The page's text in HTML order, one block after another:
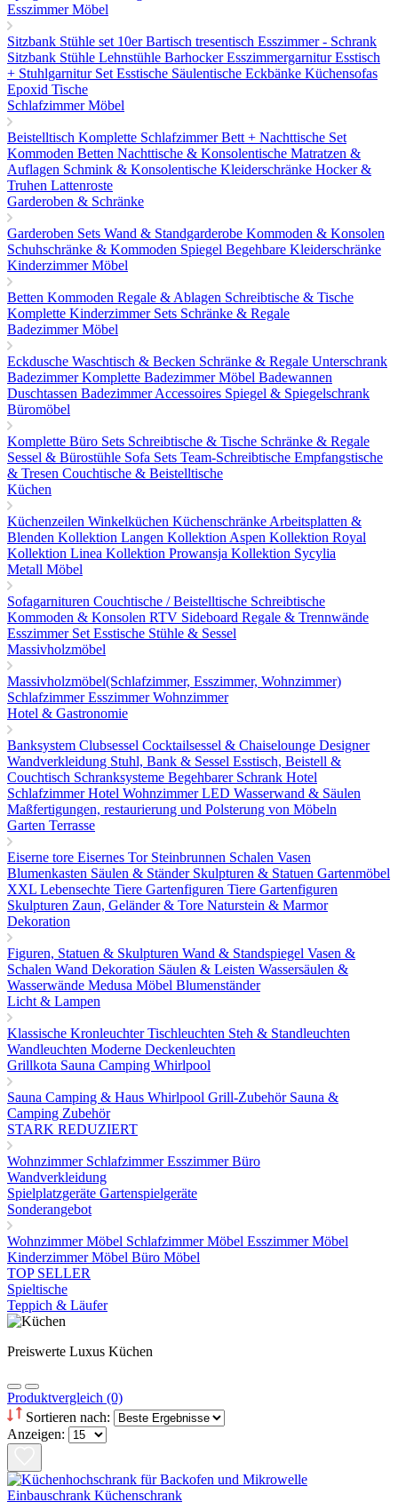
Esszimmer Möbel
Sitzbank Stühle set 10erBartisch tresentisch Esszimmer - Schrank
Sitzbank Stühle Lehnstühle BarhockerEsszimmergarniturEsstisch
+ Stuhlgarnitur Set Esstische Säulentische Eckbänke Küchensofas
Epoxid Tische
Schlafzimmer Möbel
Beistelltisch Komplette SchlafzimmerBett + Nachttische Set
Kommoden Betten Nachttische & Konsolentische Matratzen &
Auflagen Schmink & Konsolentische Kleiderschränke Hocker &
Truhen Lattenroste
Garderoben & Schränke
Garderoben Sets Wand & Standgarderobe Kommoden & Konsolen
Schuhschränke & Kommoden Spiegel Begehbare Kleiderschränke
Kinderzimmer Möbel
Betten Kommoden Regale & Ablagen Schreibtische & Tische
Komplette Kinderzimmer Sets Schränke & Regale
Badezimmer Möbel
Eckdusche Waschtisch & Becken Schränke & Regale Unterschrank
BadezimmerKomplette Badezimmer Möbel Badewannen
Duschtassen Badezimmer Accessoires Spiegel & Spiegelschrank
Büromöbel
Komplette Büro Sets Schreibtische & Tische Schränke & Regale
Sessel & Bürostühle Sofa Sets Team-Schreibtische Empfangstische
& Tresen Couchtische & Beistelltische
Küchen
Küchenzeilen Winkelküchen Küchenschränke Arbeitsplatten &
Blenden Kollektion Langen Kollektion Aspen Kollektion Royal
Kollektion Linea Kollektion Prowansja Kollektion Sycylia
Metall Möbel
Sofagarnituren Couchtische / Beistelltische Schreibtische
Kommoden & Konsolen RTV Sideboard Regale & Trennwände
Esszimmer Set Esstische Stühle & Sessel
Massivholzmöbel
Massivholzmöbel(Schlafzimmer, Esszimmer, Wohnzimmer)
SchlafzimmerEsszimmerWohnzimmer
Hotel & Gastronomie
Banksystem Clubsessel Cocktailsessel & Chaiselounge Designer
Wandverkleidung Stuhl, Bank & Sessel Esstisch, Beistell &
Couchtisch Schranksysteme Begehbarer Schrank Hotel
SchlafzimmerHotel WohnzimmerLED Wasserwand & Säulen
Maßfertigungen, restaurierung und Polsterung von Möbeln
Garten Terrasse
Eiserne tore Eisernes Tor Steinbrunnen Schalen Vasen
Blumenkasten Säulen & Ständer Skulpturen & Statuen Gartenmöbel
XXL Lebensechte Tiere Gartenfiguren Tiere Gartenfiguren
Skulpturen Zaun, Geländer & Tore Naturstein & Marmor
Dekoration
Figuren, Statuen & Skulpturen Wand & Standspiegel Vasen &
Schalen Wand Dekoration Säulen & Leisten Wassersäulen &
Wasserwände Medusa Möbel Blumenständer
Licht & Lampen
Klassische KronleuchterTischleuchten Steh & Standleuchten
Wandleuchten Moderne Deckenleuchten
Grillkota Sauna Camping Whirlpool
Sauna Camping & Haus Whirlpool Grill-Zubehör Sauna &
Camping Zubehör
STARK REDUZIERT
Wohnzimmer SchlafzimmerEsszimmerBüro
Wandverkleidung
Spielplatzgeräte Gartenspielgeräte
Sonderangebot
Wohnzimmer Möbel Schlafzimmer Möbel Esszimmer Möbel
Kinderzimmer Möbel Büro Möbel
TOP SELLER
Spieltische
Teppich & Läufer
Preiswerte Luxus Küchen
Produktvergleich (0)
Sortieren nach:
Anzeigen: